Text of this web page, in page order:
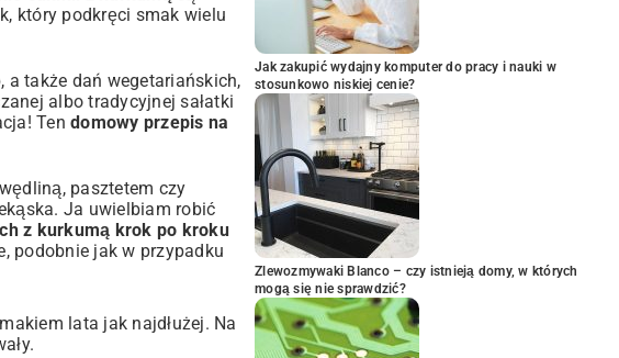
który podkręci smak wielu
a także dań wegetariańskich,
albo tradycyjnej sałatki
Ten domowy przepis na
pasztetem czy
Ja uwielbiam robić
z kurkumą krok po kroku
podobnie jak w przypadku
lata jak najdłużej. Na
Jak zakupić wydajny komputer do pracy i nauki w
stosunkowo niskiej cenie?
Zlewozmywaki Blanco – czy istnieją domy, w których
mogą się nie sprawdzić?